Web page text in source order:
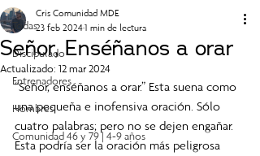
Todas
Discipulado
Entrenadores
Hombres
Comunidad 46 y 79 | 4-9 años
Señor, Enséñanos a orar
Cris Comunidad MDE
23 feb 20241 min de lectura
Actualizado: 12 mar 2024
“Señor, enséñanos a orar.” Esta suena como
una pequeña e inofensiva oración. Sólo
cuatro palabras; pero no se dejen engañar.
Esta podría ser la oración más peligrosa